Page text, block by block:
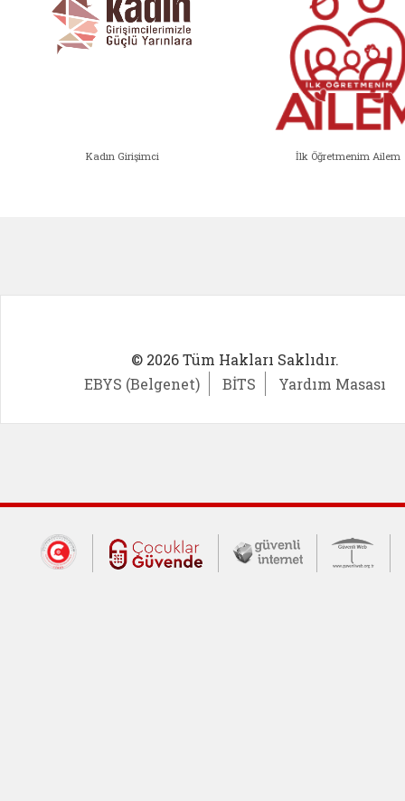
Kadın Girişimci İlk Öğretmenim Ailem
© 2026 Tüm Hakları Saklıdır.
EBYS (Belgenet)
BİTS Yardım Masası
Dış Bağlantılar
Cumhurbaşkanlığı İletişim Merkezi
Çocuklar Güvende (yeni
Güvenli